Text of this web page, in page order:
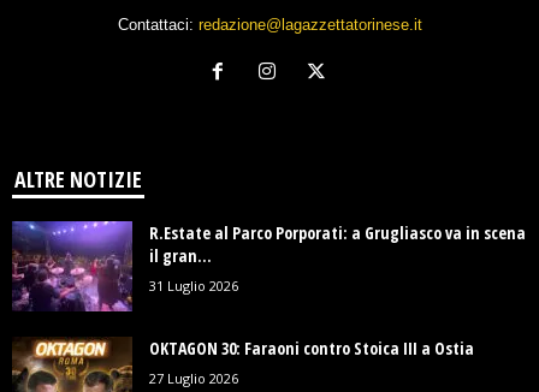
Contattaci: redazione@lagazzettatorinese.it
ALTRE NOTIZIE
R.Estate al Parco Porporati: a Grugliasco va in scena
il gran...
31 Luglio 2026
OKTAGON 30: Faraoni contro Stoica III a Ostia
27 Luglio 2026